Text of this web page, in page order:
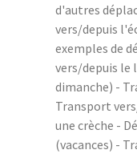
d'autres
vers/depuis
exemples de
vers/depuis le
dimanche) -
Transport
une crèche -
(vacances) -